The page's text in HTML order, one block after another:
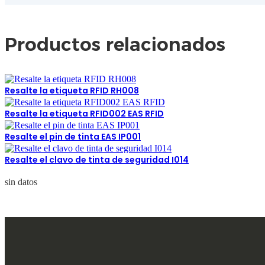
Productos relacionados
Resalte la etiqueta RFID RH008
Resalte la etiqueta RFID002 EAS RFID
Resalte el pin de tinta EAS IP001
Resalte el clavo de tinta de seguridad I014
sin datos